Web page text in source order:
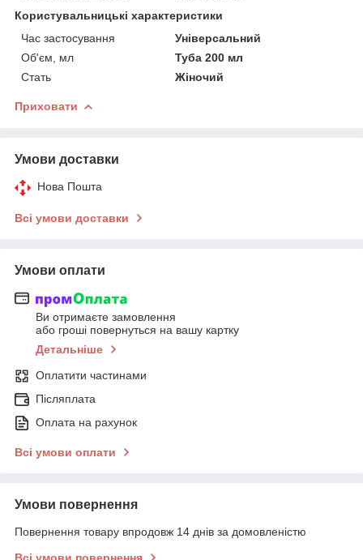
Користувальницькі характеристики
Час застосування
Універсальний
Об'єм, мл
Туба 200 мл
Стать
Жіночий
Приховати
Умови доставки
Нова Пошта
Всі умови доставки
Умови оплати
Ви отримаєте замовлення
або гроші повернуться на вашу картку
Детальніше
Оплатити частинами
Післяплата
Оплата на рахунок
Всі умови оплати
Умови повернення
Повернення товару впродовж 14 днів за домовленістю